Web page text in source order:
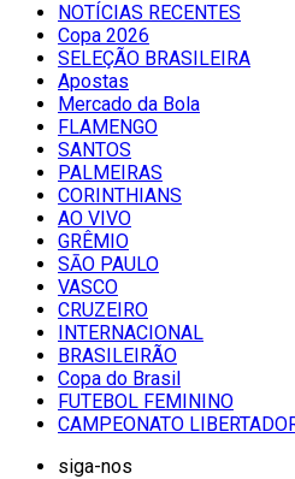
NOTÍCIAS RECENTES
Copa 2026
SELEÇÃO BRASILEIRA
Apostas
Mercado da Bola
FLAMENGO
SANTOS
PALMEIRAS
CORINTHIANS
AO VIVO
GRÊMIO
SĀO PAULO
VASCO
CRUZEIRO
INTERNACIONAL
BRASILEIRÃO
Copa do Brasil
FUTEBOL FEMININO
CAMPEONATO
siga-nos